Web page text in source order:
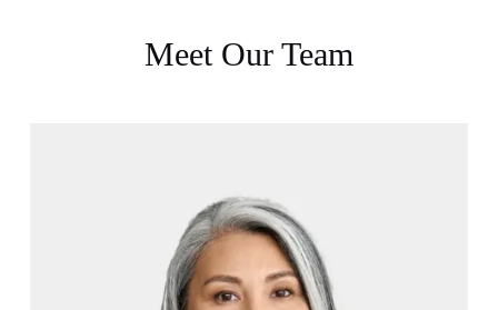
Meet Our Team